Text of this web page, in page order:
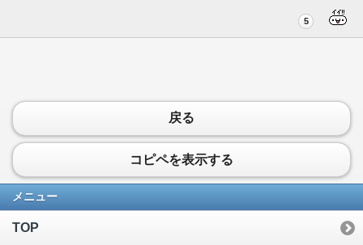
5
戻る
コピペを表示する
メニュー
TOP